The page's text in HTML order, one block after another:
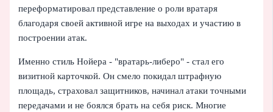
переформатировал представление о роли вратаря
благодаря своей активной игре на выходах и участию в
построении атак.
Именно стиль Нойера - "вратарь-либеро" - стал его
визитной карточкой. Он смело покидал штрафную
площадь, страховал защитников, начинал атаки точными
передачами и не боялся брать на себя риск. Многие